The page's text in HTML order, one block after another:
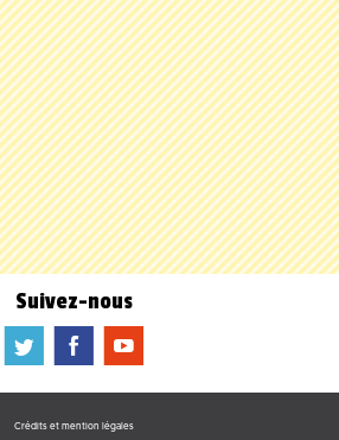
Suivez-nous
a b f
Crédits et mention légales